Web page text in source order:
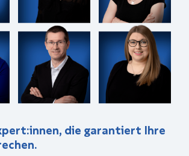
die garantiert Ihre